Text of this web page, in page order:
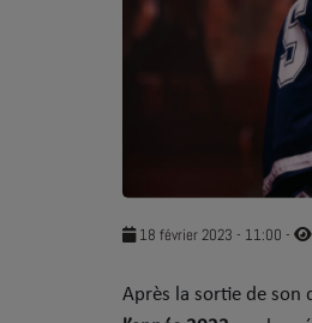
URBAN CULTURE
18 février 2023 - 11:00 -
Après la sortie de son